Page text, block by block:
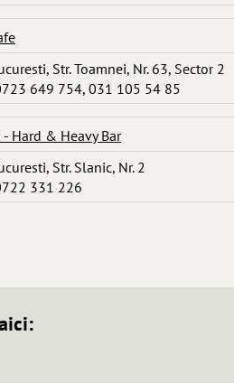
Str. Toamnei, Nr. 63, Sector 2
649 754, 031 105 54 85
- Hard & Heavy Bar
Str. Slanic, Nr. 2
331 226